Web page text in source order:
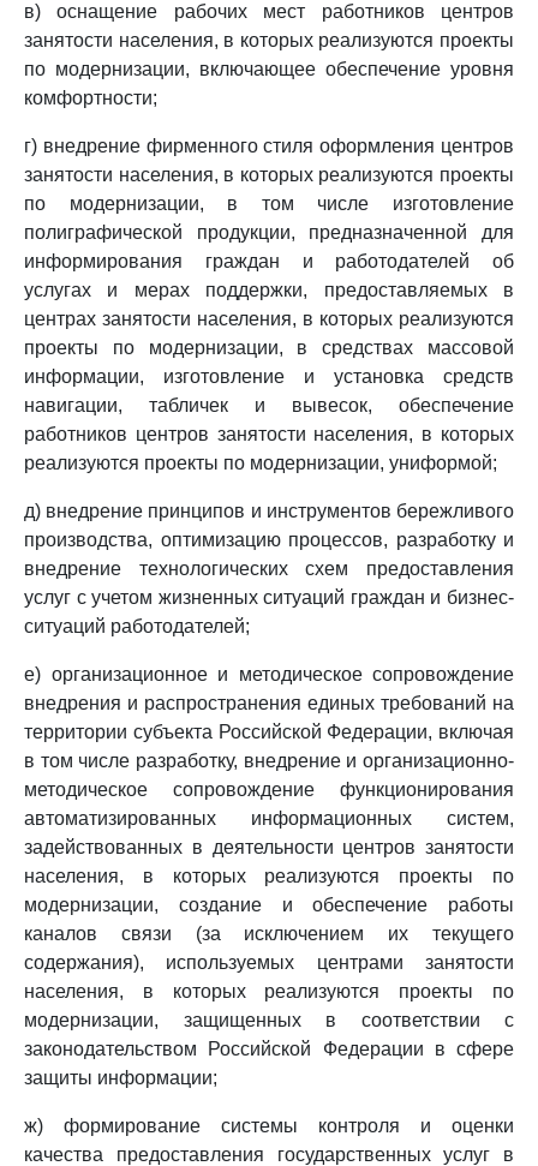
в) оснащение рабочих мест работников центров
занятости населения, в которых реализуются проекты
по модернизации, включающее обеспечение уровня
комфортности;
г) внедрение фирменного стиля оформления центров
занятости населения, в которых реализуются проекты
по модернизации, в том числе изготовление
полиграфической продукции, предназначенной для
информирования граждан и работодателей об
услугах и мерах поддержки, предоставляемых в
центрах занятости населения, в которых реализуются
проекты по модернизации, в средствах массовой
информации, изготовление и установка средств
навигации, табличек и вывесок, обеспечение
работников центров занятости населения, в которых
реализуются проекты по модернизации, униформой;
д) внедрение принципов и инструментов бережливого
производства, оптимизацию процессов, разработку и
внедрение технологических схем предоставления
услуг с учетом жизненных ситуаций граждан и бизнес-
ситуаций работодателей;
е) организационное и методическое сопровождение
внедрения и распространения единых требований на
территории субъекта Российской Федерации, включая
в том числе разработку, внедрение и организационно-
методическое сопровождение функционирования
автоматизированных информационных систем,
задействованных в деятельности центров занятости
населения, в которых реализуются проекты по
модернизации, создание и обеспечение работы
каналов связи (за исключением их текущего
содержания), используемых центрами занятости
населения, в которых реализуются проекты по
модернизации, защищенных в соответствии с
законодательством Российской Федерации в сфере
защиты информации;
ж) формирование системы контроля и оценки
качества предоставления государственных услуг в